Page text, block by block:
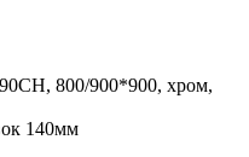
800/900*900, хром,
140мм